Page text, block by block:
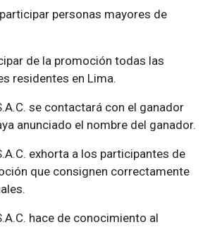
personas mayores de
de la promoción todas las
residentes en Lima.
se contactará con el ganador
anunciado el nombre del ganador.
exhorta a los participantes de
que consignen correctamente
hace de conocimiento al